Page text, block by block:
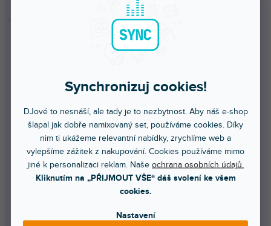
Synchronizuj cookies!
DJové to nesnáší, ale tady je to nezbytnost. Aby náš e-shop
šlapal jak dobře namixovaný set, používáme cookies. Díky
nim ti ukážeme relevantní nabídky, zrychlíme web a
vylepšíme zážitek z nakupování. Cookies používáme mimo
jiné k personalizaci reklam. Naše ochrana osobních údajů.
Kliknutím na „PŘIJMOUT VŠE“ dáš svolení ke všem
cookies.
Nastavení
VISAGE-C01A BK
moderátory,...
WF-U11PD
Skladem na prodejně
mikrofonem pro každého, kdo
vyžaduje spolehlivý...